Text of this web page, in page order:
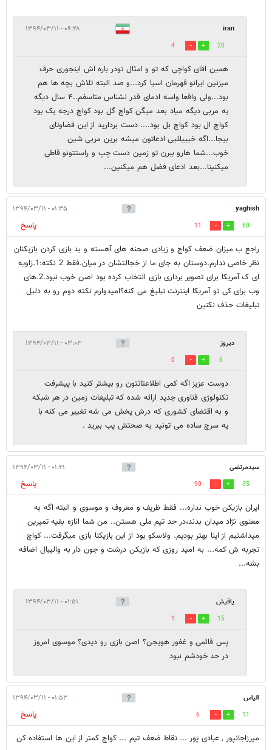
iran ۰۹:۲۸ - ۱۳۹۴/۰۳/۱۱
20
4
همین اقای کواچی که تو و امثال تودر باره اش اینجوری حرف
میزنین ایرانو قهرمان اسیا کرد...و صد البته تلاش بچه ها هم
بود...ولی واقعا واسه ادمای قدر نشناس متاسفم..۴ سال دیگه
یه مربی دیگه میاد بعد میگن کواچ گل بود کواچ درجه یک بود
کواچ ال بود کواچ بل بود.... دست بردارید از این قضاوتای
بیجا...اگه خیییللیی ادعاتون میشه برین مربی شین
خوب...شما هارو ببرن تو زمین دست چپ و راستتونو قاطی
میکنینا...بعد ادعای فضل هم میکنین...
yaghish ۰۱:۳۵ - ۱۳۹۴/۰۳/۱۱
60
11
پاسخ
راجع ب میزان ضعف کواچ و زیادی صحنه های آهسته و بد بازی کردن بازیکنان
نظر خاصی ندارم.دوستان به جای ما از خجالتشان در میان.فقط 2 نکته:1.زاویه
ای ک آمریکا برای تصویر برداری بازی انتخاب کرده بود اصن خوب نبود.2.های
وب برای کی تو آمریکا اینترنت تبلیغ می کنه؟امیدوارم نکته دوم رو به دلیل
تبلیغات حذف نکنین
دیروز ۰۳:۰۳ - ۱۳۹۴/۰۳/۱۱
6
0
دوست عزیز اگه کمی اطلاعتاتتون رو بیشتر کنید با پیشرفت
تکنولوژی فناوری جدید ارائه شده که تبلیغات زمین در هر شبکه
و به اقتضای کشوری که درش پخش می شه تغییر می کنه با
یه سرچ ساده می تونید به صحتش پب ببرید .
سیدمرتضی ۰۱:۴۱ - ۱۳۹۴/۰۳/۱۱
35
90
پاسخ
ایران بازیکن خوب نداره... فقط ظریف و معروف و موسوی و البته اگه به
معنوی نژاد میدان بدند،در حد تیم ملی هستن.. من شما انازه بقیه تمیرین
میداشتیم از اینا بهتر بودیم. ولاسکو بود از این بازیکنا بازی میگرفت... کواچ
تجربه ش کمه... به امید روزی که بازیکن درشت و جون دار به والیبال اضافه
بشه...
یاقیش ۰۱:۵۱ - ۱۳۹۴/۰۳/۱۱
15
1
پس قائمی و غفور هویجن؟ اصن بازی رو دیدی؟ موسوی امروز
در حد خودشم نبود
الیاس ۰۱:۵۳ - ۱۳۹۴/۰۳/۱۱
11
6
پاسخ
میرزاجانپور , عبادی پور ... نقاط ضعف تیم ... کواچ کمتر از این ها استفاده کن